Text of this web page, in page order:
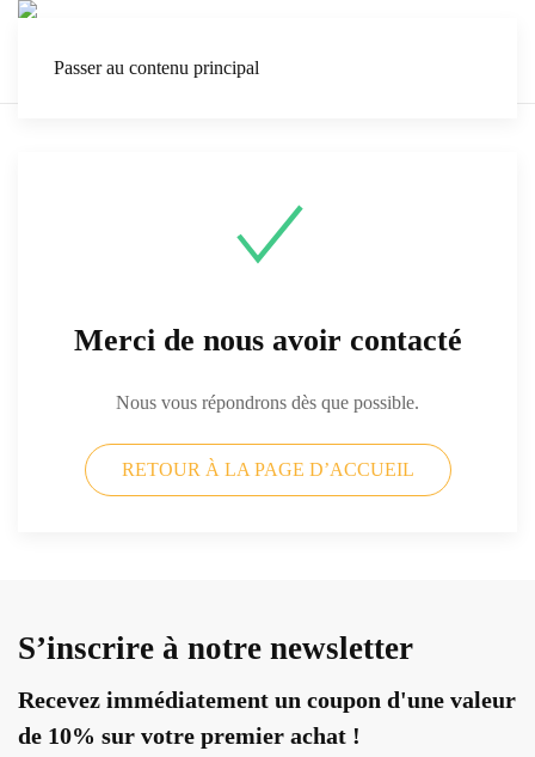
Passer au contenu principal
Merci de nous avoir contacté
Nous vous répondrons dès que possible.
RETOUR À LA PAGE D’ACCUEIL
S’inscrire à notre newsletter
Recevez immédiatement un coupon d'une valeur
de 10% sur votre premier achat !